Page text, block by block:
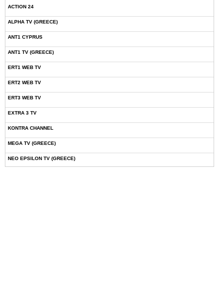
ACTION 24
ALPHA TV (GREECE)
ANT1 CYPRUS
ANT1 TV (GREECE)
ERT1 WEB TV
ERT2 WEB TV
ERT3 WEB TV
EXTRA 3 TV
KONTRA CHANNEL
MEGA TV (GREECE)
NEO EPSILON TV (GREECE)